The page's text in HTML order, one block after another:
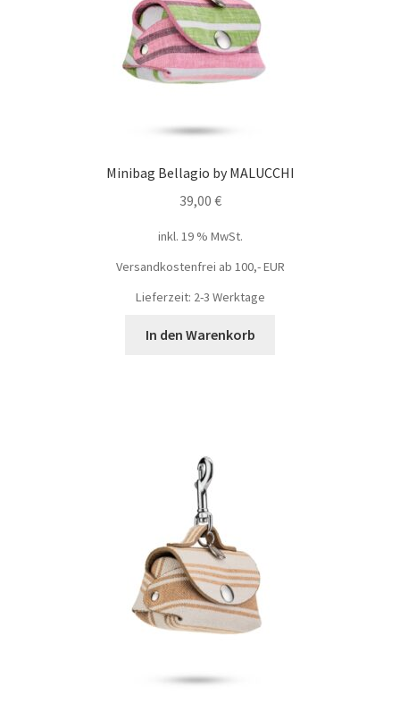
Minibag Bellagio by MALUCCHI
39,00 €
inkl. 19 % MwSt.
Versandkostenfrei ab 100,- EUR
Lieferzeit: 2-3 Werktage
In den Warenkorb